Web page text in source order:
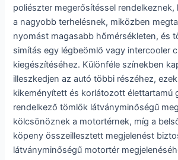
poliészter megerősítéssel rendelkeznek,
a nagyobb terhelésnek, miközben
nyomást magasabb hőmérsékleten, és
simítás egy légbeömlő vagy intercooler
kiegészítéséhez. Különféle színekben
illeszkedjen az autó többi részéhez,
kikeményített és korlátozott élettartamú
rendelkező tömlők látványminőségű
kölcsönöznek a motortérnek, míg a
köpeny összeillesztett megjelenést
látványminőségű motortér